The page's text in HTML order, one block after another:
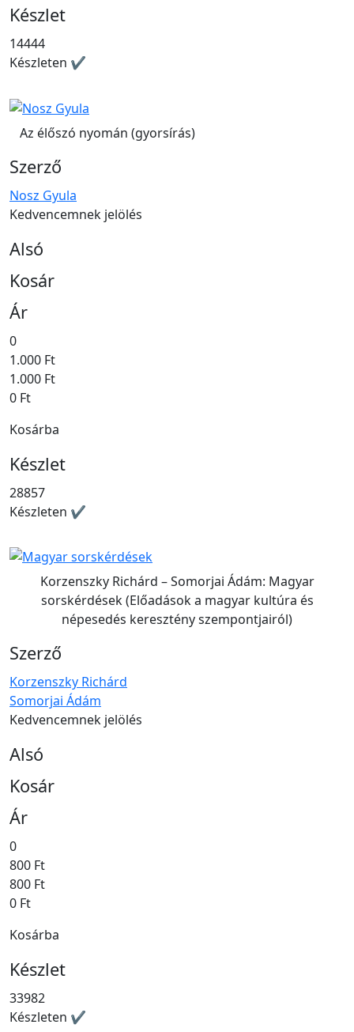
Készlet
14444
Készleten ✔
Az élőszó nyomán (gyorsírás)
Szerző
Nosz Gyula
Kedvencemnek jelölés
Alsó
Kosár
Ár
0
1.000 Ft
1.000 Ft
0 Ft
Kosárba
Készlet
28857
Készleten ✔
Korzenszky Richárd – Somorjai Ádám: Magyar
sorskérdések (Előadások a magyar kultúra és
népesedés keresztény szempontjairól)
Szerző
Korzenszky Richárd
Somorjai Ádám
Kedvencemnek jelölés
Alsó
Kosár
Ár
0
800 Ft
800 Ft
0 Ft
Kosárba
Készlet
33982
Készleten ✔